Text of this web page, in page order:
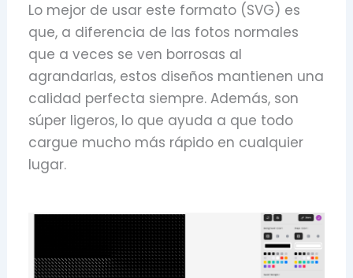
Lo mejor de usar este formato (SVG) es
que, a diferencia de las fotos normales
que a veces se ven borrosas al
agrandarlas, estos diseños mantienen una
calidad perfecta siempre. Además, son
súper ligeros, lo que ayuda a que todo
cargue mucho más rápido en cualquier
lugar.